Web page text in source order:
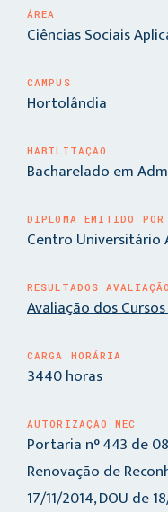
ÁREA
Ciências Sociais
CAMPUS
Hortolândia
HABILITAÇÃO
Bacharelado em
DIPLOMA EMITIDO POR
Centro Universitário
RESULTADOS
Avaliação dos
CARGA HORÁRIA
3440 horas
AUTORIZAÇÃO MEC
Portaria n° 443 de
Renovação de
17/11/2014, DOU de